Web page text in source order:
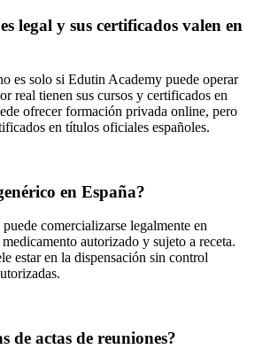
legal y sus certificados valen en
es solo si Edutin Academy puede operar
real tienen sus cursos y certificados en
ofrecer formación privada online, pero
en títulos oficiales españoles.
en España?
comercializarse legalmente en
autorizado y sujeto a receta.
estar en la dispensación sin control
de actas de reuniones?